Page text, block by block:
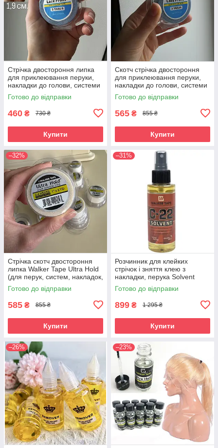
Стрічка двостороння липка
для приклеювання перуки,
накладки до голови, системи
волосся (WALKER TAPE Lace
Front HAIR SYSTEM TAPE)
Готово до відправки
460 ₴ 730 ₴
Купити
Скотч стрічка двостороння
для приклеювання перуки,
накладки до голови, системи
волосся (WALKER TAPE Lace
Front HAIR SYSTEM TAPE)
Готово до відправки
565 ₴ 855 ₴
Купити
–32%
Стрічка скотч двостороння
липка Walker Tape Ultra Hold
(для перук, систем, накладок,
для волосся)
Готово до відправки
585 ₴ 855 ₴
Купити
–31%
Розчинник для клейких
стрічок і зняття клею з
накладки, перука Solvent
Готово до відправки
899 ₴ 1 295 ₴
Купити
–26% –23%